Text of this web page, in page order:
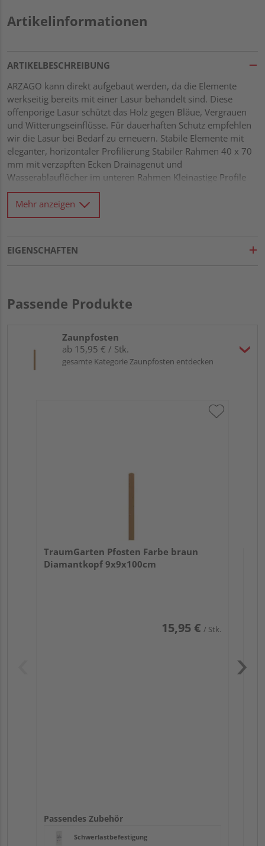
Artikelinformationen
ARTIKELBESCHREIBUNG
ARZAGO kann direkt aufgebaut werden, da die Elemente
werkseitig bereits mit einer Lasur behandelt sind. Diese
offenporige Lasur schützt das Holz gegen Bläue, Vergrauen
und Witterungseinflüsse. Für dauerhaften Schutz empfehlen
wir die Lasur bei Bedarf zu erneuern. Stabile Elemente mit
eleganter, horizontaler Profilierung Stabiler Rahmen 40 x 70
mm mit verzapften Ecken Drainagenut und
Wasserablauflöcher im unteren Rahmen Kleinastige Profile
21 x 122 mm mit Riffel-Hobelung Gitter mit Leisten 10 x 40
mm und einer Maschenweite von 60 x 60 mm Alle
Verbindungen aus Edelstahl
Mehr anzeigen
EIGENSCHAFTEN
Passende Produkte
Zaunpfosten
ab 15,95 € / Stk.
gesamte Kategorie Zaunpfosten entdecken
TraumGarten Pfosten Farbe braun
Diamantkopf 9x9x100cm
15,95 € / Stk.
Passendes Zubehör
Schwerlastbefestigung